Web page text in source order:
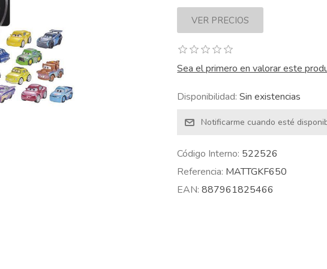
Sea el primero en valorar este
Disponibilidad: Sin existencias
Código Interno: 522526
Referencia: MATTGKF650
EAN: 887961825466